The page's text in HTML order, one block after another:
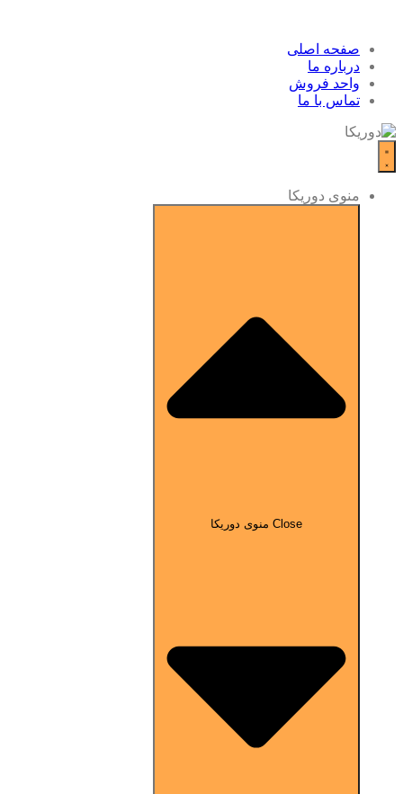
صفحه اصلی
درباره ما
واحد فروش
تماس با ما
منوی دوریکا
Close منوی دوریکا